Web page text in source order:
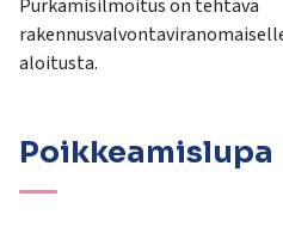
Purkamisilmoitus on tehtävä
aloitusta.
Poikkeamislupa